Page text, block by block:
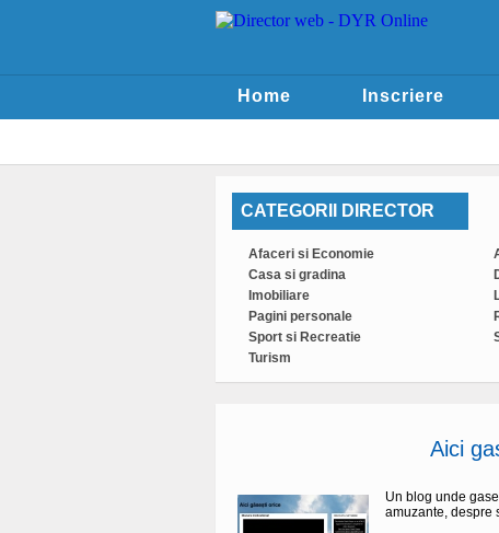
Home Inscriere
CATEGORII DIRECTOR
Afaceri si Economie
Casa si gradina
Imobiliare
Pagini personale
Sport si Recreatie
Turism
Aici
Un blog unde
amuzante, despre